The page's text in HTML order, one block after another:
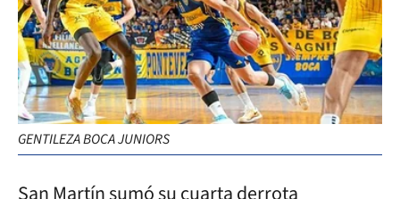
GENTILEZA BOCA JUNIORS